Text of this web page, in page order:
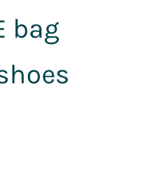
bag